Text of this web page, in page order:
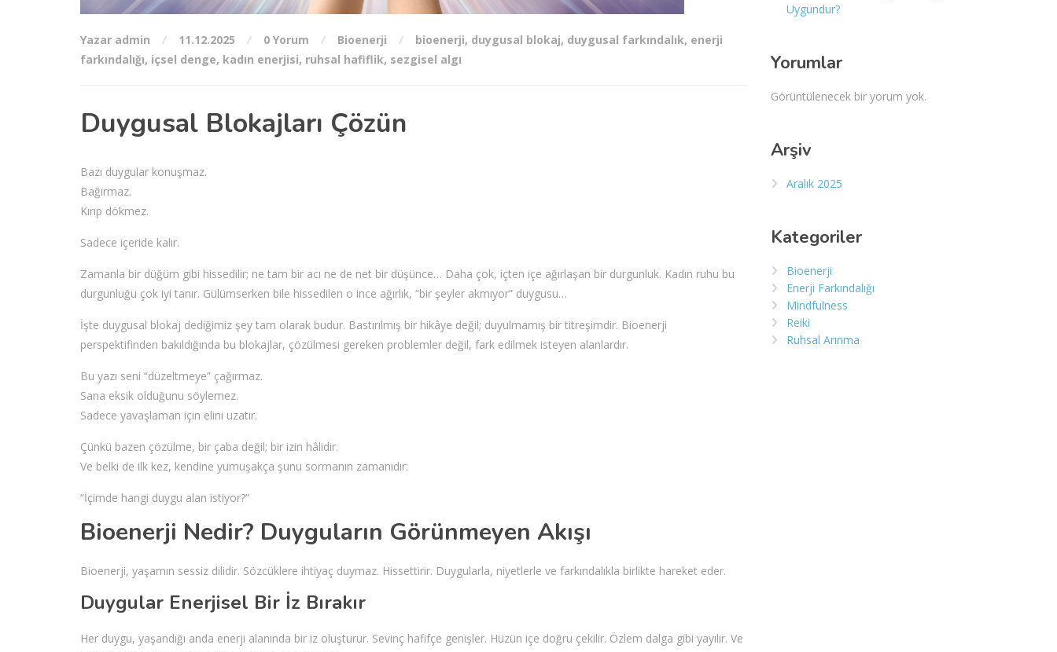
Yazar admin 11.12.2025 0 Yorum Bioenerji bioenerji, duygusal blokaj, duygusal farkındalık, enerji
farkındalığı, içsel denge, kadın enerjisi, ruhsal hafiflik, sezgisel algı
Duygusal Blokajları Çözün
Bazı duygular konuşmaz.
Bağırmaz.
Kırıp dökmez.
Sadece içeride kalır.
Zamanla bir düğüm gibi hissedilir; ne tam bir acı ne de net bir düşünce… Daha çok, içten içe ağırlaşan bir durgunluk. Kadın ruhu bu
durgunluğu çok iyi tanır. Gülümserken bile hissedilen o ince ağırlık, “bir şeyler akmıyor” duygusu…
İşte duygusal blokaj dediğimiz şey tam olarak budur. Bastırılmış bir hikâye değil; duyulmamış bir titreşimdir. Bioenerji
perspektifinden bakıldığında bu blokajlar, çözülmesi gereken problemler değil, fark edilmek isteyen alanlardır.
Bu yazı seni “düzeltmeye” çağırmaz.
Sana eksik olduğunu söylemez.
Sadece yavaşlaman için elini uzatır.
Çünkü bazen çözülme, bir çaba değil; bir izin hâlidir.
Ve belki de ilk kez, kendine yumuşakça şunu sormanın zamanıdır:
“İçimde hangi duygu alan istiyor?”
Bioenerji Nedir? Duyguların Görünmeyen Akışı
Bioenerji, yaşamın sessiz dilidir. Sözcüklere ihtiyaç duymaz. Hissettirir. Duygularla, niyetlerle ve farkındalıkla birlikte hareket eder.
Duygular Enerjisel Bir İz Bırakır
Her duygu, yaşandığı anda enerji alanında bir iz oluşturur. Sevinç hafifçe genişler. Hüzün içe doğru çekilir. Özlem dalga gibi yayılır. Ve
Uygundur?
Yorumlar
Görüntülenecek bir yorum yok.
Arşiv
Aralık 2025
Kategoriler
Bioenerji
Enerji Farkındalığı
Mindfulness
Reiki
Ruhsal Arınma